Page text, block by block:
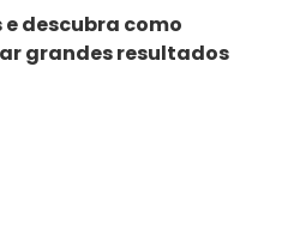
e descubra como
grandes resultados